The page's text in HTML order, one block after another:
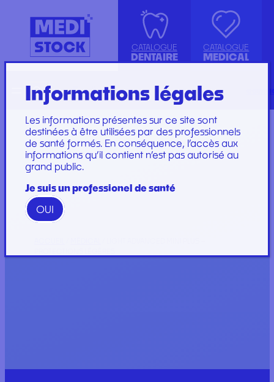
CATALOGUE
DENTAIRE
ASPIRATION
CANULE
COMPRESSE ET COTON
DIVERS
ENDODONTIE
IMPLANTOLOGIE ET
IRRIGATION
INSTRUMENTATION
KIT INSTRUMENTS
LABORATOIRE
PLATEAU
PROTECTION
RESTAURATION ET
GAMME WOODPECKER
Marques
CATALOGUE
MEDICAL
ACCESSOIRES
INJECTION, PRÉLÈVEMENT ET
PERFUSION
CONSOMMABLES
GYNÉCOLOGIE
PROTECTION ET HYGIÈNE
SET DE PANSEMENT
SET DE PERFUSION
SET DE SOINS
SET DE SUTURE
SOINS ET
PANSEMENTS
RechercheEnglish
Informations légales
Les informations présentes sur ce site sont
destinées à être utilisées par des professionnels
de santé formés. En conséquence, l’accès aux
informations qu’il contient n’est pas autorisé au
grand public.
Je suis un professionel de santé
OUI